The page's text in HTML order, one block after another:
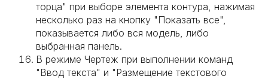
торца" при выборе элемента контура, нажимая
несколько раз на кнопку "Показать все",
показывается либо вся модель, либо
выбранная панель.
В режиме Чертеж при выполнении команд
"Ввод текста" и "Размещение текстового